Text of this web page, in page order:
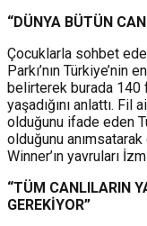
“DÜNYA BÜTÜN
Çocuklarla sohbet
Parkı’nın Türkiye’nin
belirterek burada 140
yaşadığını anlattı.
olduğunu ifade eden
olduğunu
Winner’ın yavruları
“TÜM CANLILARIN
GEREKİYOR”